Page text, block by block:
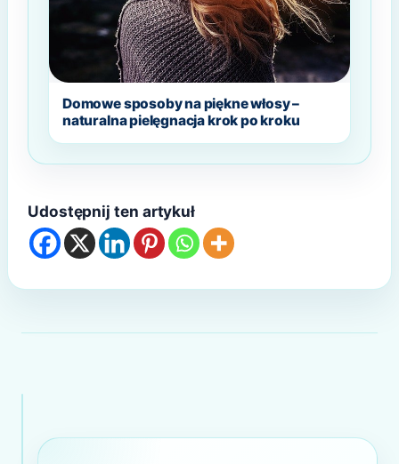
Domowe sposoby na piękne włosy –
naturalna pielęgnacja krok po kroku
Udostępnij ten artykuł
POPRZEDNI